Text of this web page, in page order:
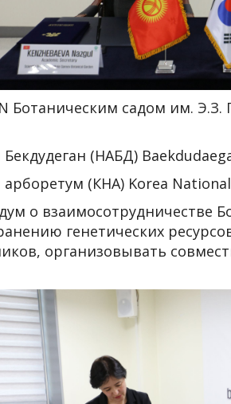
Ботаническим садом им.
(НАБД)
(КНА) Korea
о взаимосотрудничестве
генетических
организовывать